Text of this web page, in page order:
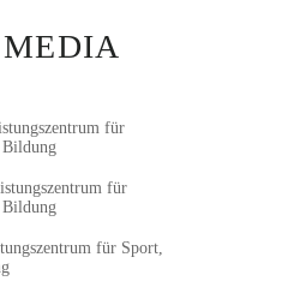
für
für
für Sport,